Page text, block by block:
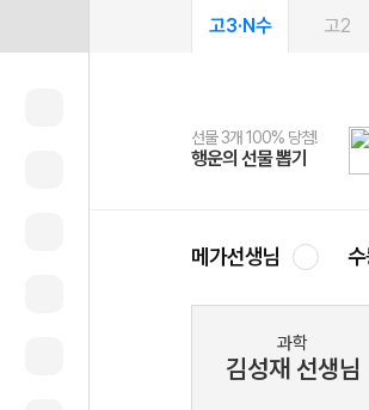
고3·N수 고2
선물 3개 100% 당첨!
행운의 선물 뽑기
선물 100% 증정!
메가스터디 X 올리브
2027 러셀 단과
강사 공개선발
스마트러닝앱
설문 EVENT
메가패스
3일 무료 체험권
메가패스 수강생 무료혜택!
메가클럽 멤버십
사회공헌 캠페인
희망이룸 메가나눔
메가선생님 수
과학
김성재 선생님